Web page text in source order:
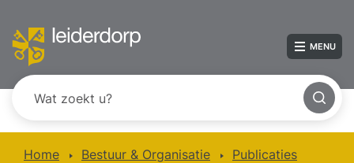
MENU
Home Bestuur & Organisatie
Publicaties